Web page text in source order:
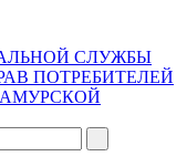
СЛУЖБЫ
ПОТРЕБИТЕЛЕЙ